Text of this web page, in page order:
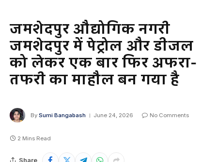
जमशेदपुर औद्योगिक नगरी
जमशेदपुर में पेट्रोल और डीजल
को लेकर एक बार फिर अफरा-
तफरी का माहौल बन गया है
By Sumi Bangabash June 24, 2026 No Comments
2 Mins Read
Share